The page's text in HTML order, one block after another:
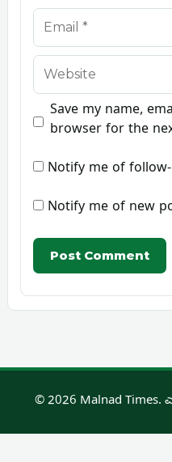
Email
Website
Save my name,
browser for the
Notify me of
Notify me of new
© 2026 Malnad Times.